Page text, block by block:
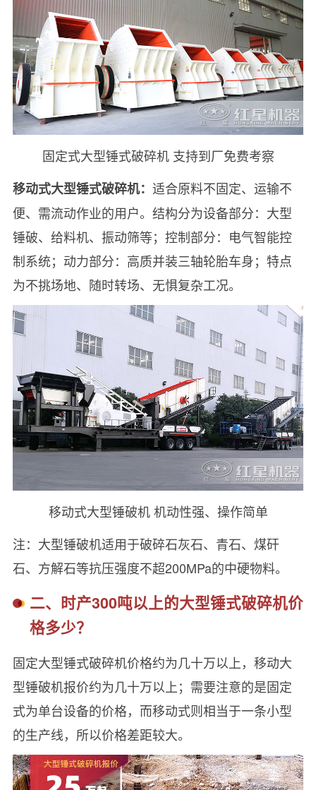
固定式大型锤式破碎机 支持到厂免费考察
移动式大型锤式破碎机： 适合原料不固定、运输不
便、需流动作业的用户。结构分为设备部分：大型
锤破、给料机、振动筛等；控制部分：电气智能控
制系统；动力部分：高质并装三轴轮胎车身；特点
为不挑场地、随时转场、无惧复杂工况。
移动式大型锤破机 机动性强、操作简单
注：大型锤破机适用于破碎石灰石、青石、煤矸
石、方解石等抗压强度不超200MPa的中硬物料。
二、时产300吨以上的大型锤式破碎机价
格多少？
固定大型锤式破碎机价格约为几十万以上，移动大
型锤破机报价约为几十万以上；需要注意的是固定
式为单台设备的价格，而移动式则相当于一条小型
的生产线，所以价格差距较大。